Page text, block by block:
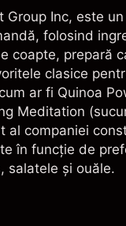
Group Inc, este
folosind
coapte, prepară
clasice
ar fi Quinoa
Meditation
al companiei
în funcție de
salatele și ouăle.